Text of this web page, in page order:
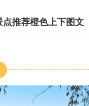
推荐橙色上下图文